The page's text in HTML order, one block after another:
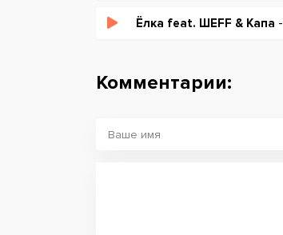
Ёлка feat. ШЕFF & Капа -
Комментарии: